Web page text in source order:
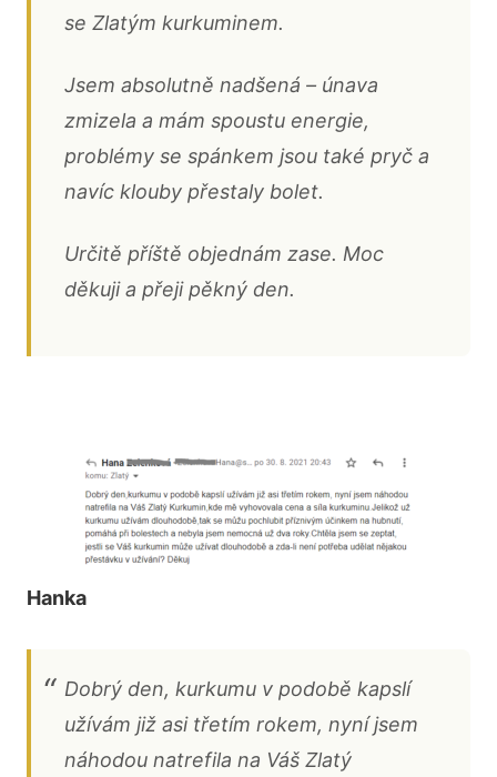
se Zlatým kurkuminem.
Jsem absolutně nadšená – únava
zmizela a mám spoustu energie,
problémy se spánkem jsou také pryč a
navíc klouby přestaly bolet.
Určitě příště objednám zase. Moc
děkuji a přeji pěkný den.
Hanka
Dobrý den, kurkumu v podobě kapslí
užívám již asi třetím rokem, nyní jsem
náhodou natrefila na Váš Zlatý